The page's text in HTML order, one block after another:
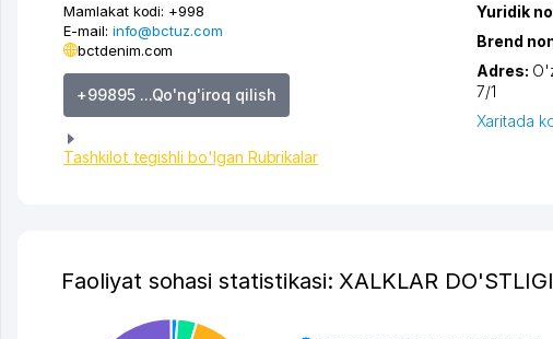
Mamlakat kodi: +998
E-mail: info@bctuz.com
bctdenim.com
+99895 ...Qo'ng'iroq qilish
Tashkilot tegishli bo'lgan Rubrikalar
Yuridik
Brend
Adres:
7/1
Xaritada
Faoliyat sohasi statistikasi: XALKLAR DO'STLIGI